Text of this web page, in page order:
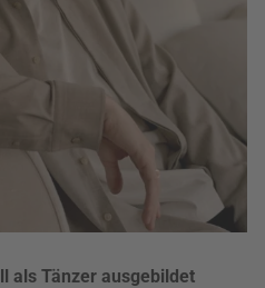
als Tänzer ausgebildet